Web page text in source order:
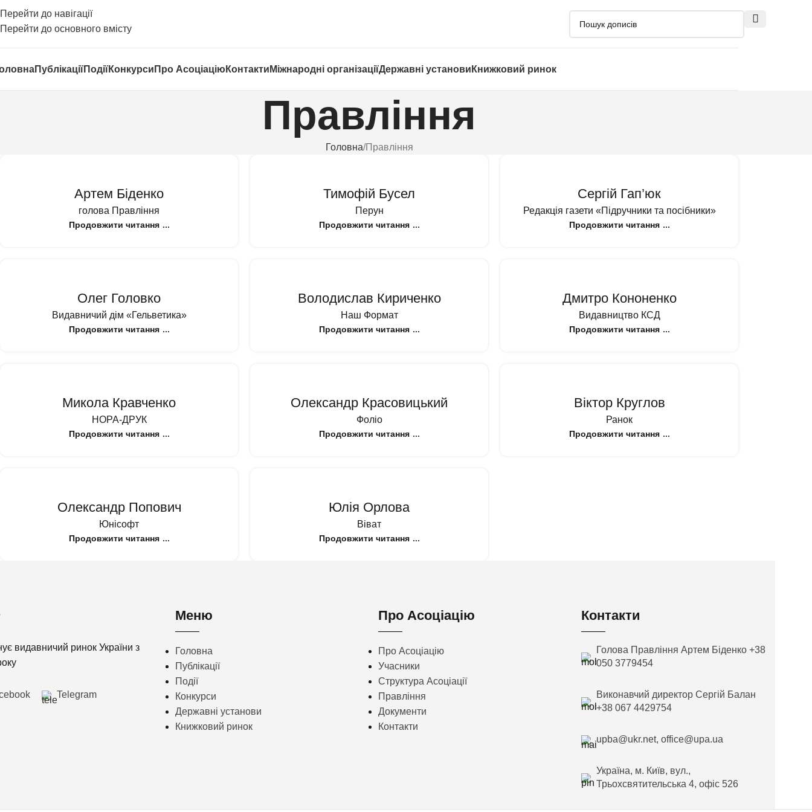
Перейти до навігації
Перейти до основного вмісту
ПублікаціїПодіїКонкурси Про Асоціацію Контакти Міжнародні організаціїДержавні установи Книжковий ринок
Правління
Головна Правління
Артем Біденко
голова Правління
Продовжити читання
Тимофій Бусел
Перун
Продовжити читання
Сергій Гап’юк
Редакція газети «Підручники та посібники»
Продовжити читання
Олег Головко
Видавничий дім «Гельветика»
Продовжити читання
Володислав Кириченко
Наш Формат
Продовжити читання
Дмитро Кононенко
Видавництво КСД
Продовжити читання
Микола Кравченко
НОРА-ДРУК
Продовжити читання
Олександр Красовицький
Фоліо
Продовжити читання
Віктор Круглов
Ранок
Продовжити читання
Олександр Попович
Юнісофт
Продовжити читання
Юлія Орлова
Віват
Продовжити читання
видавничий ринок України з
Telegram
Меню
Головна
Публікації
Події
Конкурси
Державні установи
Книжковий ринок
Про Асоціацію
Про Асоціацію
Учасники
Структура Асоціації
Правління
Документи
Контакти
Контакти
Голова Правління Артем Біденко +38
050 3779454
Виконавчий директор Сергій Балан
+38 067 4429754
upba@ukr.net, office@upa.ua
Україна, м. Київ, вул.,
Трьохсвятительська 4, офіс 526